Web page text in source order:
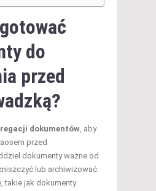
do
przed
dokumentów, aby
przed
dokumenty ważne od
lub archiwizować.
takie jak dokumenty